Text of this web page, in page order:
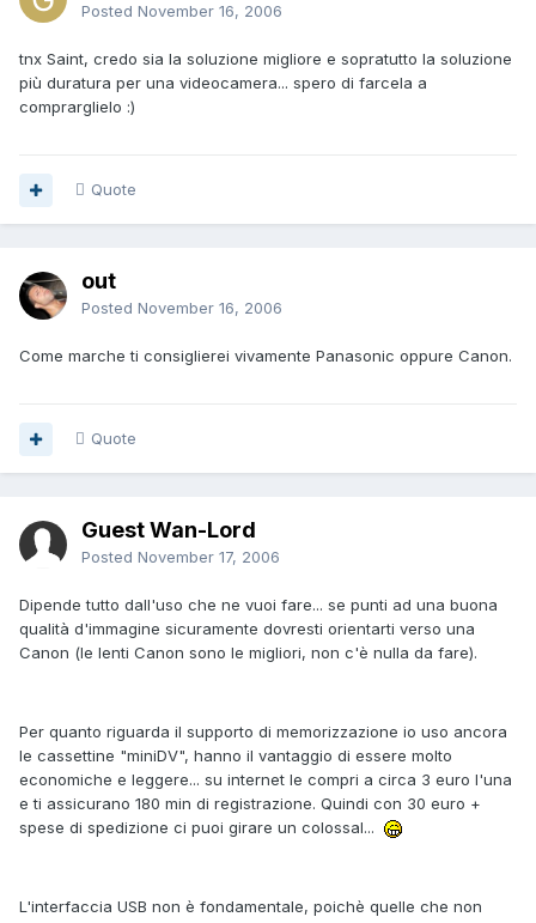
Posted November 16, 2006
tnx Saint, credo sia la soluzione migliore e sopratutto la soluzione
più duratura per una videocamera... spero di farcela a
comprarglielo :)
Quote
out
Posted November 16, 2006
Come marche ti consiglierei vivamente Panasonic oppure Canon.
Quote
Guest Wan-Lord
Posted November 17, 2006
Dipende tutto dall'uso che ne vuoi fare... se punti ad una buona
qualità d'immagine sicuramente dovresti orientarti verso una
Canon (le lenti Canon sono le migliori, non c'è nulla da fare).
Per quanto riguarda il supporto di memorizzazione io uso ancora
le cassettine "miniDV", hanno il vantaggio di essere molto
economiche e leggere... su internet le compri a circa 3 euro l'una
e ti assicurano 180 min di registrazione. Quindi con 30 euro +
spese di spedizione ci puoi girare un colossal...
L'interfaccia USB non è fondamentale, poichè quelle che non